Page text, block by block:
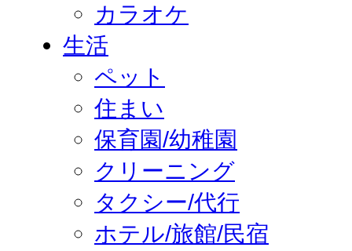
カラオケ
生活
ペット
住まい
保育園/幼稚園
クリーニング
タクシー/代行
ホテル/旅館/民宿